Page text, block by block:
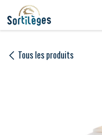
Se rendre au contenu
Tous les produits